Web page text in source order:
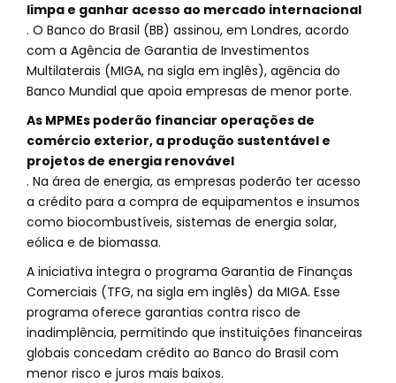
limpa e ganhar acesso ao mercado internacional
. O Banco do Brasil (BB) assinou, em Londres, acordo
com a Agência de Garantia de Investimentos
Multilaterais (MIGA, na sigla em inglês), agência do
Banco Mundial que apoia empresas de menor porte.
As MPMEs poderão financiar operações de
comércio exterior, a produção sustentável e
projetos de energia renovável
. Na área de energia, as empresas poderão ter acesso
a crédito para a compra de equipamentos e insumos
como biocombustíveis, sistemas de energia solar,
eólica e de biomassa.
A iniciativa integra o programa Garantia de Finanças
Comerciais (TFG, na sigla em inglês) da MIGA. Esse
programa oferece garantias contra risco de
inadimplência, permitindo que instituições financeiras
globais concedam crédito ao Banco do Brasil com
menor risco e juros mais baixos.